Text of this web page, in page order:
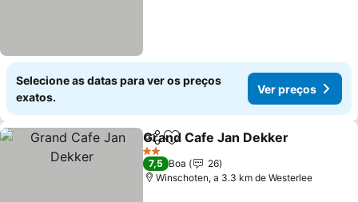
Selecione as datas para ver os preços
exatos.
Ver preços
PartilharAdicionar aos favoritos
Grand Cafe Jan Dekker
2 Estrelas
7,5 Boa
26
Winschoten, a 3.3 km de Westerlee